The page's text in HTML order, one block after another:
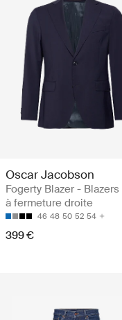
Oscar Jacobson
Fogerty Blazer - Blazers
à fermeture droite
46 48 50 52 54
399 €